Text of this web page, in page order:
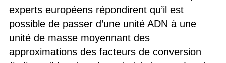
experts européens répondirent qu’il est
possible de passer d’une unité ADN à une
unité de masse moyennant des
approximations des facteurs de conversion